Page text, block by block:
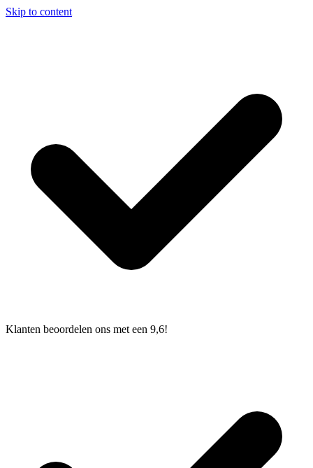
Skip to content
Klanten beoordelen ons met een 9,6!